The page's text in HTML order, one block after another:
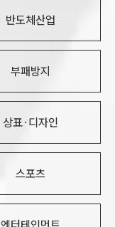
반도체산업
부패방지
상표·디자인
스포츠